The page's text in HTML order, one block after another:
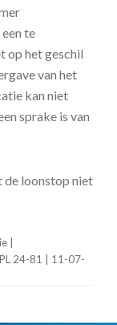
te
op het geschil
van het
kan niet
sprake is van
de loonstop niet
|
24-81 | 11-07-